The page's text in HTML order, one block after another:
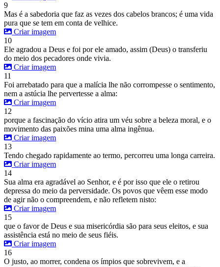
9
Mas é a sabedoria que faz as vezes dos cabelos brancos; é uma vida
pura que se tem em conta de velhice.
Criar imagem
10
Ele agradou a Deus e foi por ele amado, assim (Deus) o transferiu
do meio dos pecadores onde vivia.
Criar imagem
11
Foi arrebatado para que a malícia lhe não corrompesse o sentimento,
nem a astúcia lhe pervertesse a alma:
Criar imagem
12
porque a fascinação do vício atira um véu sobre a beleza moral, e o
movimento das paixões mina uma alma ingênua.
Criar imagem
13
Tendo chegado rapidamente ao termo, percorreu uma longa carreira.
Criar imagem
14
Sua alma era agradável ao Senhor, e é por isso que ele o retirou
depressa do meio da perversidade. Os povos que vêem esse modo
de agir não o compreendem, e não refletem nisto:
Criar imagem
15
que o favor de Deus e sua misericórdia são para seus eleitos, e sua
assistência está no meio de seus fiéis.
Criar imagem
16
O justo, ao morrer, condena os ímpios que sobrevivem, e a